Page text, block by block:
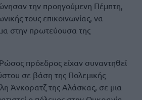
την προηγούμενη Πέμπτη,
τους επικοινωνίας, να
στην πρωτεύουσα της
πρόεδρος είχαν συναντηθεί
σε βάση της Πολεμικής
Άνκορατζ της Αλάσκας, σε μια